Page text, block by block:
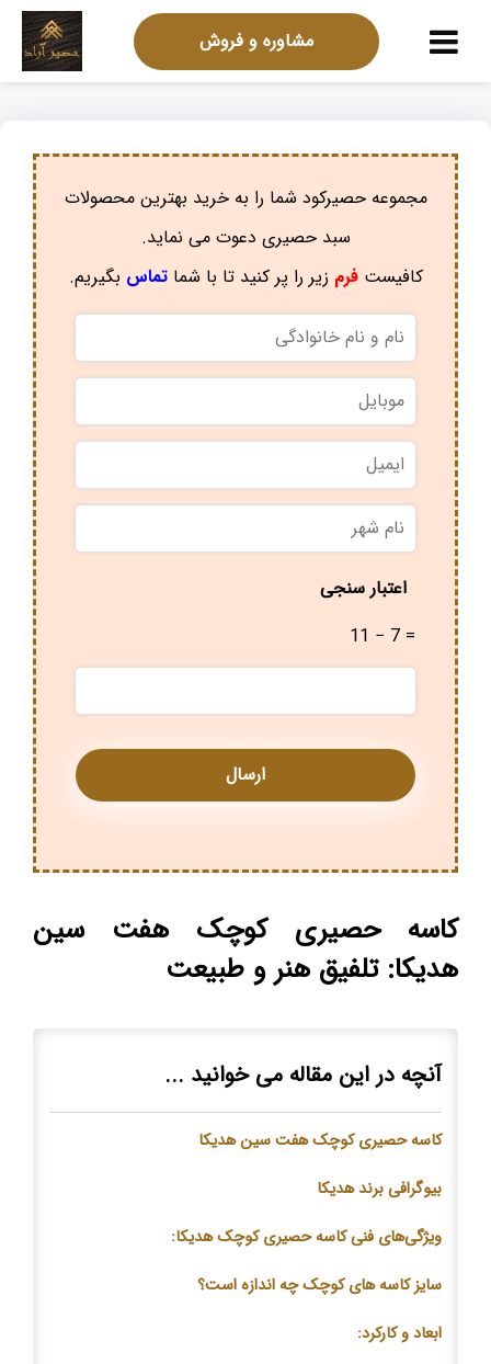
مشاوره و فروش
مجموعه حصیرکود شما را به خرید بهترین محصولات
سبد حصیری دعوت می نماید.
کافیستفرم زیر را پر کنید تا با شماتماس بگیریم.
نام
و
نام
خانوادگی
موبایل
ایمیل
نام
شهر *
اعتبار سنجی
11 − 7 =
کاسه حصیری کوچک هفت سین
هدیکا: تلفیق هنر و طبیعت
آنچه در این مقاله می خوانید ...
کاسه حصیری کوچک هفت سین هدیکا
بیوگرافی برند هدیکا
ویژگی‌های فنی کاسه حصیری کوچک هدیکا:
سایز کاسه های کوچک چه اندازه است؟
ابعاد و کارکرد: